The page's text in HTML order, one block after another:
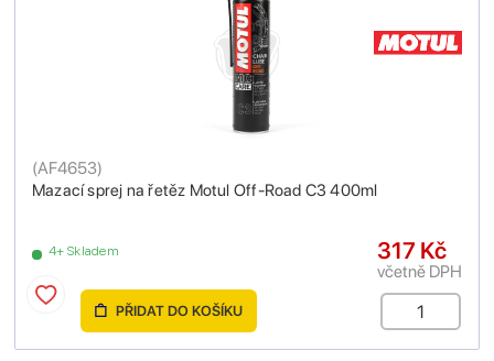
Mazací sprej na řetěz Motul Off-Road C3 400ml
(AF4653)
4+ Skladem 317 Kč
včetně DPH
PŘIDAT DO KOŠÍKU